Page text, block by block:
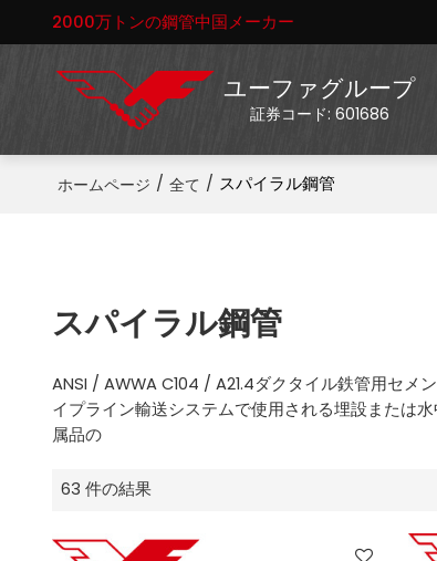
2000万トンの鋼管中国メーカー
ユーファグループ
証券コード: 601686
ホームページ / 全て / スパイラル鋼管
スパイラル鋼管
ANSI / AWWA C104 / A21.4ダクタイル鉄管用セメ
イプライン輸送システムで使用される埋設または
属品の
63 件の結果